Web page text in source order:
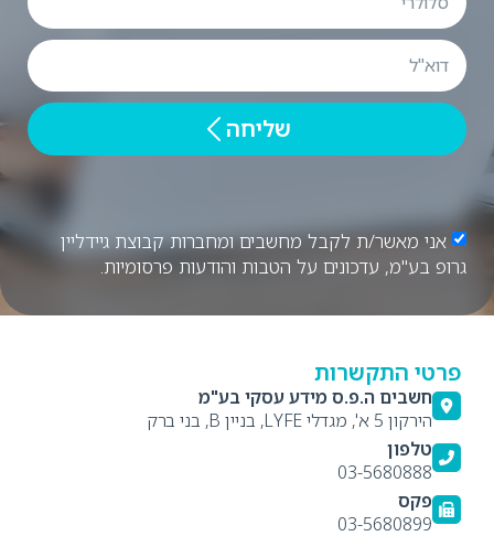
אני מאשר/ת לקבל מחשבים ומחברות קבוצת גיידליין
גרופ בע"מ, עדכונים על הטבות והודעות פרסומיות.
שליחה
פרטי התקשרות
חשבים ה.פ.ס מידע עסקי בע"מ
הירקון 5 א', מגדלי LYFE, בניין B, בני ברק
טלפון
03-5680888
פקס
03-5680899